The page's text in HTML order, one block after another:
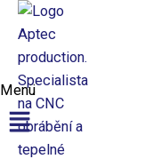
Přeskočit na obsah
Aptec production
Menü